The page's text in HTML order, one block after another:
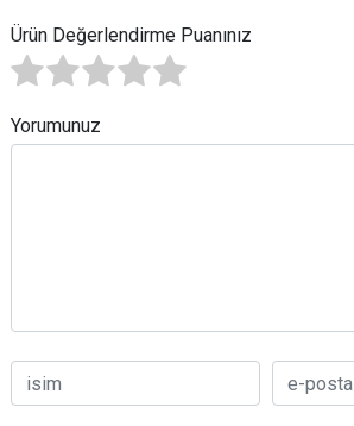
Ürün Değerlendirme Puanınız
Yorumunuz